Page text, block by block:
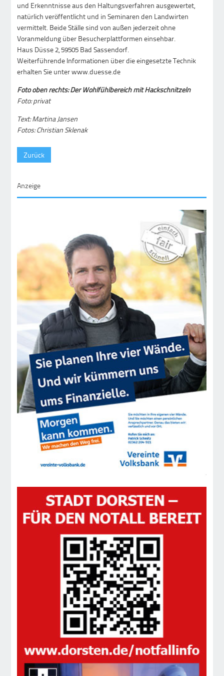
und Erkenntnisse aus den Haltungsverfahren ausgewertet,
natürlich veröffentlicht und in Seminaren den Landwirten
vermittelt. Beide Ställe sind von außen jederzeit ohne
Voranmeldung über Besucherplattformen einsehbar.
Haus Düsse 2, 59505 Bad Sassendorf.
Weiterführende Informationen über die eingesetzte Technik
erhalten Sie unter www.duesse.de
Foto oben rechts: Der Wohlfühlbereich mit Hackschnitzeln
Foto: privat
Text: Martina Jansen
Fotos: Christian Sklenak
Zurück
Anzeige